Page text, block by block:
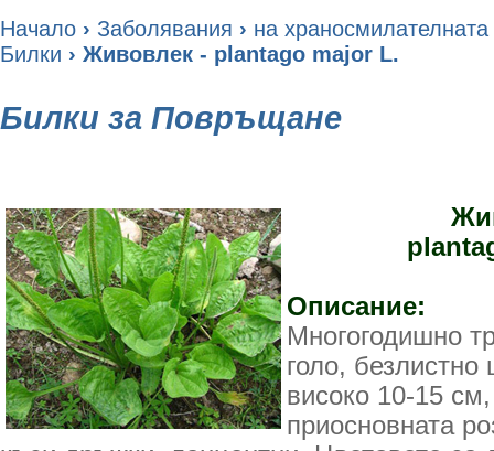
Начало › Заболявания › на
Билки › Живовлек - plantago major L.
Билки за Повръщане
Описание:
Многогодишно
голо, безлистно
високо 10-15
приосновната